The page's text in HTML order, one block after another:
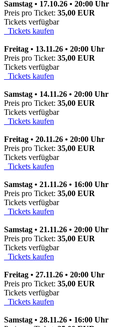
Samstag • 17.10.26 • 20:00 Uhr
Preis pro Ticket: 35,00 EUR
Tickets verfügbar
Tickets kaufen
Freitag • 13.11.26 • 20:00 Uhr
Preis pro Ticket: 35,00 EUR
Tickets verfügbar
Tickets kaufen
Samstag • 14.11.26 • 20:00 Uhr
Preis pro Ticket: 35,00 EUR
Tickets verfügbar
Tickets kaufen
Freitag • 20.11.26 • 20:00 Uhr
Preis pro Ticket: 35,00 EUR
Tickets verfügbar
Tickets kaufen
Samstag • 21.11.26 • 16:00 Uhr
Preis pro Ticket: 35,00 EUR
Tickets verfügbar
Tickets kaufen
Samstag • 21.11.26 • 20:00 Uhr
Preis pro Ticket: 35,00 EUR
Tickets verfügbar
Tickets kaufen
Freitag • 27.11.26 • 20:00 Uhr
Preis pro Ticket: 35,00 EUR
Tickets verfügbar
Tickets kaufen
Samstag • 28.11.26 • 16:00 Uhr